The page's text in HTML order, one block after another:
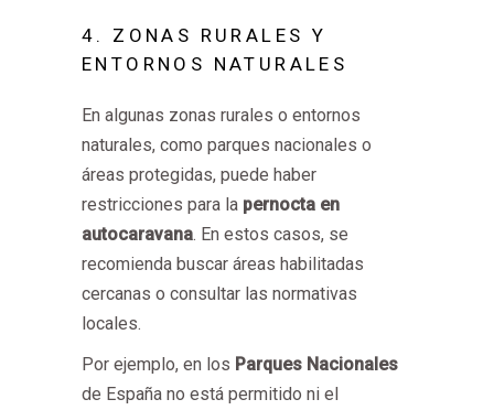
4. ZONAS RURALES Y
ENTORNOS NATURALES
En algunas zonas rurales o entornos
naturales, como parques nacionales o
áreas protegidas, puede haber
restricciones para la pernocta en
autocaravana. En estos casos, se
recomienda buscar áreas habilitadas
cercanas o consultar las normativas
locales.
Por ejemplo, en los Parques Nacionales
de España no está permitido ni el